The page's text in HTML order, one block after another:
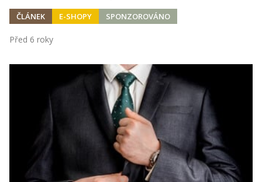
ČLÁNEK E-SHOPY SPONZOROVÁNO
Před 6 roky